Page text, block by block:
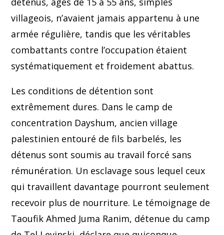
villageois, n’avaient jamais appartenu à une
armée régulière, tandis que les véritables
combattants contre l’occupation étaient
systématiquement et froidement abattus.
Les conditions de détention sont
extrêmement dures. Dans le camp de
concentration Dayshum, ancien village
palestinien entouré de fils barbelés, les
détenus sont soumis au travail forcé sans
rémunération. Un esclavage sous lequel ceux
qui travaillent davantage pourront seulement
recevoir plus de nourriture. Le témoignage de
Taoufik Ahmed Juma Ranim, détenue du camp